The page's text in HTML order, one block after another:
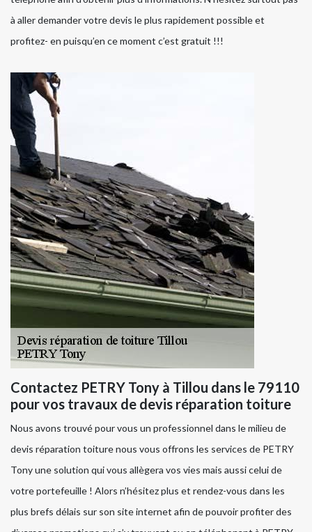
à aller demander votre devis le plus rapidement possible et
profitez- en puisqu’en ce moment c’est gratuit !!!
Contactez PETRY Tony à Tillou dans le 79110
pour vos travaux de devis réparation toiture
Nous avons trouvé pour vous un professionnel dans le milieu de
devis réparation toiture nous vous offrons les services de PETRY
Tony une solution qui vous allègera vos vies mais aussi celui de
votre portefeuille ! Alors n’hésitez plus et rendez-vous dans les
plus brefs délais sur son site internet afin de pouvoir profiter des